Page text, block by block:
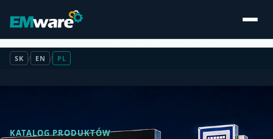
SK / EN / PL
KATALOG PRODUKTÓW